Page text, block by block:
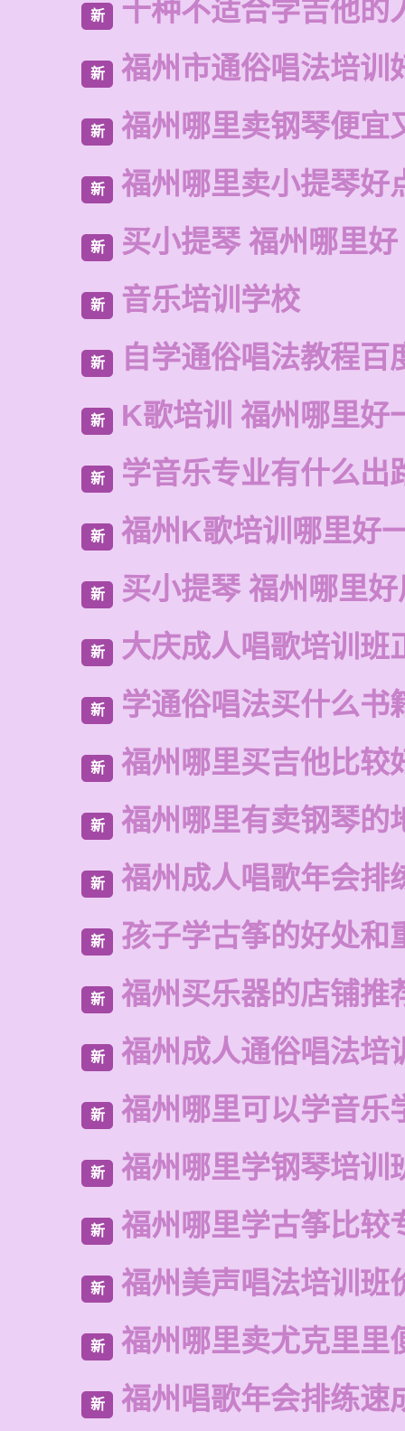
新 十种不适合学吉他的
新 福州市通俗唱法培训
新 福州哪里卖钢琴便宜
新 福州哪里卖小提琴好
新 买小提琴 福州哪里好
新 音乐培训学校
新 自学通俗唱法教程百
新 K歌培训 福州哪里好
新 学音乐专业有什么出
新 福州K歌培训哪里好
新 买小提琴 福州哪里
新 大庆成人唱歌培训班
新 学通俗唱法买什么书
新 福州哪里买吉他比较
新 福州哪里有卖钢琴的
新 福州成人唱歌年会排
新 孩子学古筝的好处和
新 福州买乐器的店铺推
新 福州成人通俗唱法培
新 福州哪里可以学音乐
新 福州哪里学钢琴培训
新 福州哪里学古筝比较
新 福州美声唱法培训班
新 福州哪里卖尤克里里
新 福州唱歌年会排练速